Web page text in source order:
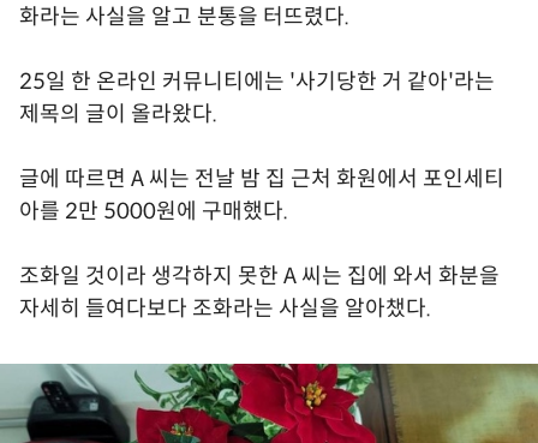
화라는 사실을 알고 분통을 터뜨렸다.
25일 한 온라인 커뮤니티에는 '사기당한 거 같아'라는
제목의 글이 올라왔다.
글에 따르면 A 씨는 전날 밤 집 근처 화원에서 포인세티
아를 2만 5000원에 구매했다.
조화일 것이라 생각하지 못한 A 씨는 집에 와서 화분을
자세히 들여다보다 조화라는 사실을 알아챘다.